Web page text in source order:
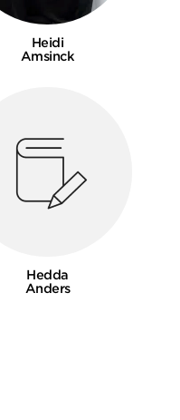
Heidi
Amsinck
Hedda
Anders